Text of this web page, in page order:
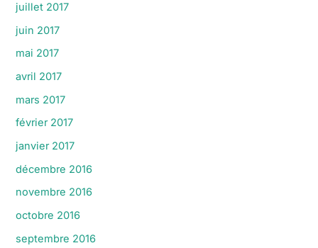
juillet 2017
juin 2017
mai 2017
avril 2017
mars 2017
février 2017
janvier 2017
décembre 2016
novembre 2016
octobre 2016
septembre 2016